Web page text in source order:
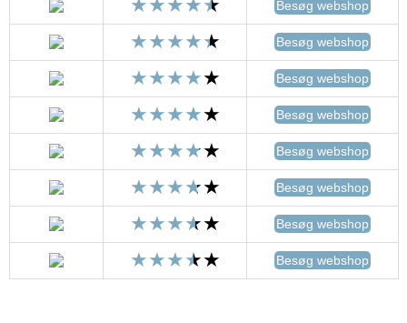
Besøg webshop
Besøg webshop
Besøg webshop
Besøg webshop
Besøg webshop
Besøg webshop
Besøg webshop
Besøg webshop